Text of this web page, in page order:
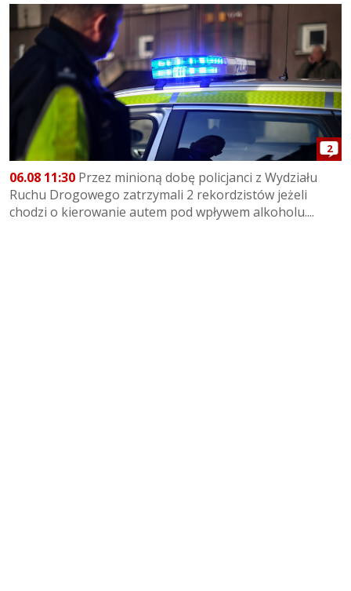
2
06.08 11:30 Przez minioną dobę policjanci z Wydziału
Ruchu Drogowego zatrzymali 2 rekordzistów jeżeli
chodzi o kierowanie autem pod wpływem alkoholu....